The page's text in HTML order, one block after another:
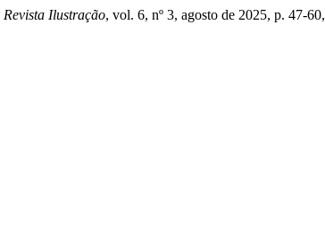
Revista Ilustração, vol. 6, nº 3, agosto de 2025, p. 47-60,